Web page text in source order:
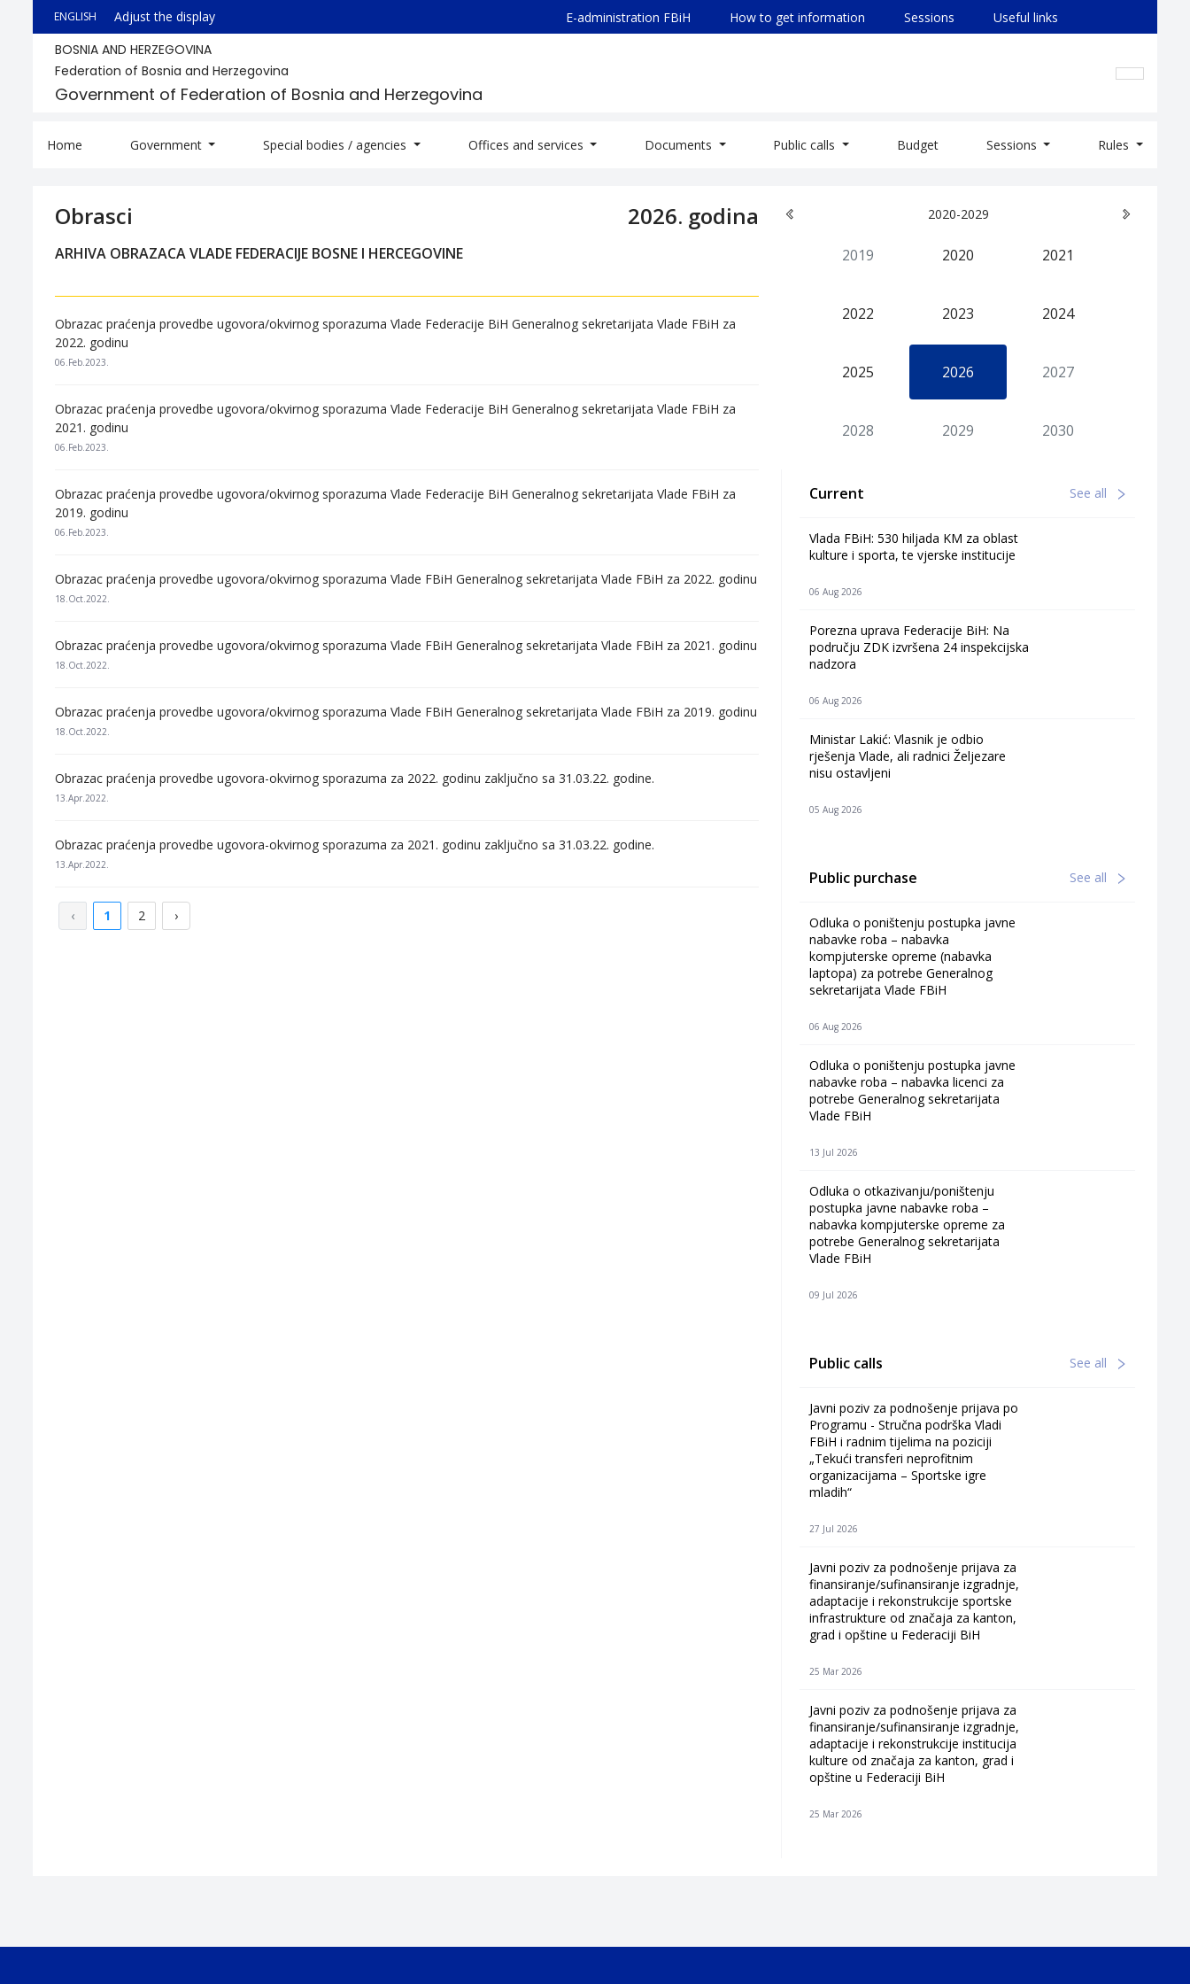
ENGLISH Adjust the display E-administration FBiH How to get information Sessions Useful links
BOSNIA AND HERZEGOVINA
Federation of Bosnia and Herzegovina
Government of Federation of Bosnia and Herzegovina
Home Government Special bodies / agencies Offices and services Documents Public calls Budget Sessions Rules
Obrasci 2026. godina
ARHIVA OBRAZACA VLADE FEDERACIJE BOSNE I HERCEGOVINE
Obrazac praćenja provedbe ugovora/okvirnog sporazuma Vlade Federacije BiH Generalnog sekretarijata Vlade FBiH za
2022. godinu
06.Feb.2023.
Obrazac praćenja provedbe ugovora/okvirnog sporazuma Vlade Federacije BiH Generalnog sekretarijata Vlade FBiH za
2021. godinu
06.Feb.2023.
Obrazac praćenja provedbe ugovora/okvirnog sporazuma Vlade Federacije BiH Generalnog sekretarijata Vlade FBiH za
2019. godinu
06.Feb.2023.
Obrazac praćenja provedbe ugovora/okvirnog sporazuma Vlade FBiH Generalnog sekretarijata Vlade FBiH za 2022. godinu
18.Oct.2022.
Obrazac praćenja provedbe ugovora/okvirnog sporazuma Vlade FBiH Generalnog sekretarijata Vlade FBiH za 2021. godinu
18.Oct.2022.
Obrazac praćenja provedbe ugovora/okvirnog sporazuma Vlade FBiH Generalnog sekretarijata Vlade FBiH za 2019. godinu
18.Oct.2022.
Obrazac praćenja provedbe ugovora-okvirnog sporazuma za 2022. godinu zaključno sa 31.03.22. godine.
13.Apr.2022.
Obrazac praćenja provedbe ugovora-okvirnog sporazuma za 2021. godinu zaključno sa 31.03.22. godine.
13.Apr.2022.
‹ 1 2 ›
2020-2029
2019 2020 2021
2022 2023 2024
2025 2026 2027
2028 2029 2030
Current See all
Vlada FBiH: 530 hiljada KM za oblast
kulture i sporta, te vjerske institucije
06 Aug 2026
Porezna uprava Federacije BiH: Na
području ZDK izvršena 24 inspekcijska
nadzora
06 Aug 2026
Ministar Lakić: Vlasnik je odbio
rješenja Vlade, ali radnici Željezare
nisu ostavljeni
05 Aug 2026
Public purchase See all
Odluka o poništenju postupka javne
nabavke roba – nabavka
kompjuterske opreme (nabavka
laptopa) za potrebe Generalnog
sekretarijata Vlade FBiH
06 Aug 2026
Odluka o poništenju postupka javne
nabavke roba – nabavka licenci za
potrebe Generalnog sekretarijata
Vlade FBiH
13 Jul 2026
Odluka o otkazivanju/poništenju
postupka javne nabavke roba –
nabavka kompjuterske opreme za
potrebe Generalnog sekretarijata
Vlade FBiH
09 Jul 2026
Public calls See all
Javni poziv za podnošenje prijava po
Programu - Stručna podrška Vladi
FBiH i radnim tijelima na poziciji
„Tekući transferi neprofitnim
organizacijama – Sportske igre
mladih“
27 Jul 2026
Javni poziv za podnošenje prijava za
finansiranje/sufinansiranje izgradnje,
adaptacije i rekonstrukcije sportske
infrastrukture od značaja za kanton,
grad i opštine u Federaciji BiH
25 Mar 2026
Javni poziv za podnošenje prijava za
finansiranje/sufinansiranje izgradnje,
adaptacije i rekonstrukcije institucija
kulture od značaja za kanton, grad i
opštine u Federaciji BiH
25 Mar 2026